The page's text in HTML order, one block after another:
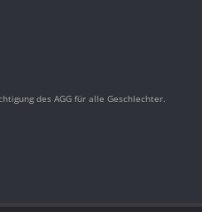
des AGG für alle Geschlechter.